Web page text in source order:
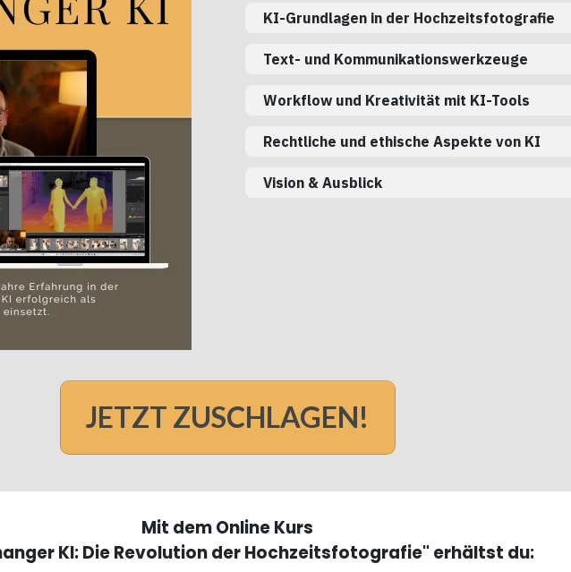
KI-Grundlagen in der Hochzeitsfotografie
Text- und Kommunikationswerkzeuge
Workflow und Kreativität mit KI-Tools
Rechtliche und ethische Aspekte von KI
Vision & Ausblick
JETZT ZUSCHLAGEN!
Mit dem Online Kurs
KI: Die Revolution der Hochzeitsfotografie" erhältst du: